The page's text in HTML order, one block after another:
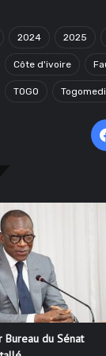
2024 2025
Côte d'ivoire
TOGO
du Sénat